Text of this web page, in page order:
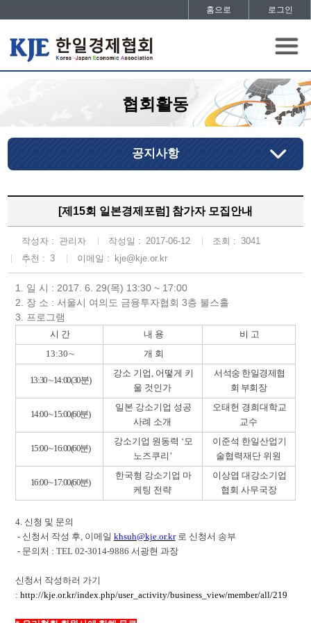
홈으로 로그인
협회활동
공지사항
[제15회 일본경제포럼] 참가자 모집안내
작성자 : 관리자 작성일 : 2017-06-12 조회 : 3041
추천 : 3 이메일 : kje@kje.or.kr
1. 일 시 : 2017. 6. 29(목) 13:30 ~ 17:00
2. 장 소 : 서울시 여의도 금융투자협회 3층 불스홀
3. 프로그램
시 간 내 용
비 고
13:30∼ 개 회
13:30∼14:00(30분)
강소 기업 어떻게 키
울 것인가
서석숭 한일경제협
회 부회장
14:00∼15:00(60분)
일본 강소기업 성공
사례 소개
오태헌 경희대학교
교수
15:00∼16:00(60분)
강소기업 원동력 ‘ 모
노즈쿠리 ’
이준석 한일산업기
술협력재단 위원
16:00∼17:00(60분)
한국형 강소기업 마
케팅 전략
이상엽 대강소기업
협회 사무국장
4. 신청 및 문의
- 신청서 작성 후 이메일 khsuh@kje.or.kr 로 신청서 송부
- 문의처 : TEL 02-3014-9886 서광현 과장
신청서 작성하러 가기
: http://kje.or.kr/index.php/user_activity/business_view/member/all/219